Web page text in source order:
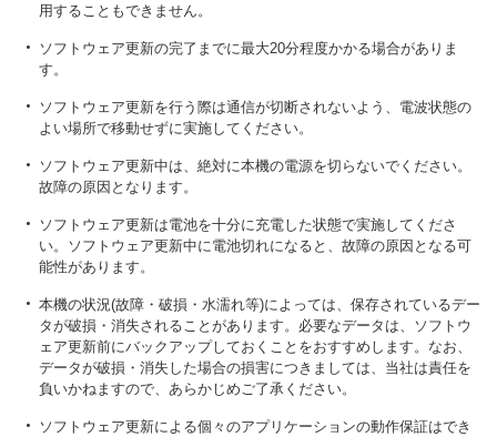
用することもできません。
ソフトウェア更新の完了までに最大20分程度かかる場合がありま
す。
ソフトウェア更新を行う際は通信が切断されないよう、電波状態の
よい場所で移動せずに実施してください。
ソフトウェア更新中は、絶対に本機の電源を切らないでください。
故障の原因となります。
ソフトウェア更新は電池を十分に充電した状態で実施してくださ
い。ソフトウェア更新中に電池切れになると、故障の原因となる可
能性があります。
本機の状況(故障・破損・水濡れ等)によっては、保存されているデー
タが破損・消失されることがあります。必要なデータは、ソフトウ
ェア更新前にバックアップしておくことをおすすめします。なお、
データが破損・消失した場合の損害につきましては、当社は責任を
負いかねますので、あらかじめご了承ください。
ソフトウェア更新による個々のアプリケーションの動作保証はでき